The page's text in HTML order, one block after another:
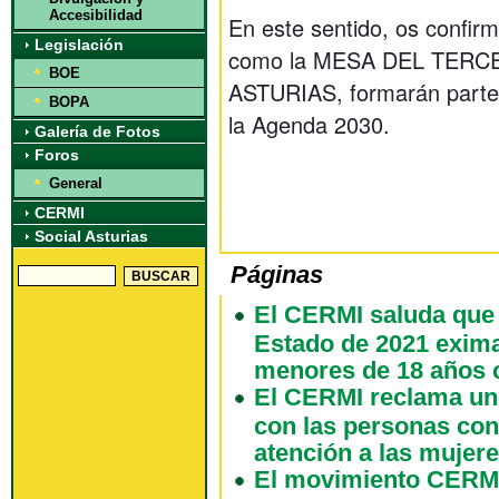
Accesibilidad
Legislación
BOE
BOPA
Galería de Fotos
Foros
General
CERMI
Social Asturias
En este sentido, os
como la MESA DEL
ASTURIAS, formarán
la Agenda 2030.
Páginas
El CERMI saluda
Estado de 2021
menores de 18 años
El CERMI reclama
con las personas
atención a las
El movimiento